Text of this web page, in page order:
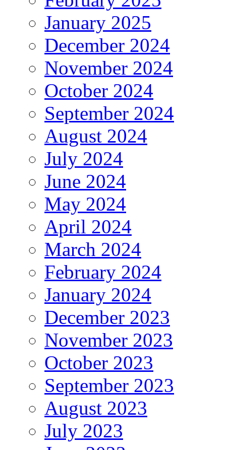
January 2025
December 2024
November 2024
October 2024
September 2024
August 2024
July 2024
June 2024
May 2024
April 2024
March 2024
February 2024
January 2024
December 2023
November 2023
October 2023
September 2023
August 2023
July 2023